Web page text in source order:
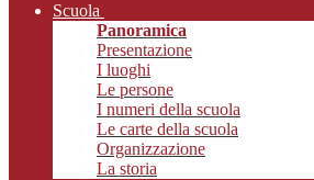
Scuola
Panoramica
Presentazione
I luoghi
Le persone
I numeri della scuola
Le carte della scuola
Organizzazione
La storia